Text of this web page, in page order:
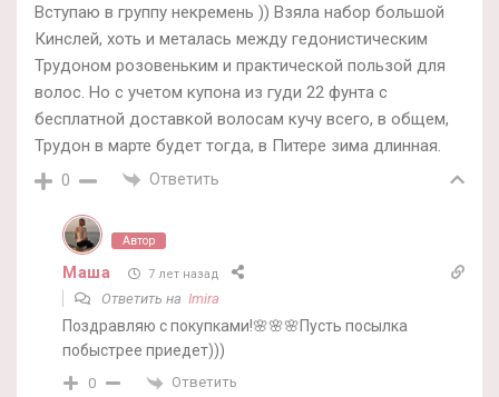
Вступаю в группу некремень )) Взяла набор большой
Кинслей, хоть и металась между гедонистическим
Трудоном розовеньким и практической пользой для
волос. Но с учетом купона из гуди 22 фунта с
бесплатной доставкой волосам кучу всего, в общем,
Трудон в марте будет тогда, в Питере зима длинная.
0 Ответить
Автор
Маша 7 лет назад
Ответить на Imira
Поздравляю с покупками!🌸🌸🌸Пусть посылка
побыстрее приедет)))
0 Ответить